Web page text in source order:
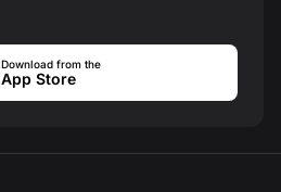
Download from the
App Store